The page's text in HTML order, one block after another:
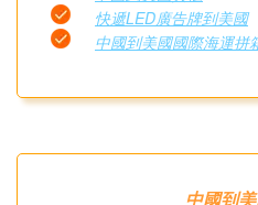
快遞LED廣告牌到美國
中國到美國國際海運拼
中國到